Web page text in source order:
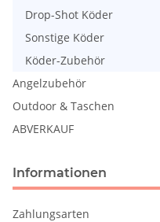
Drop-Shot Köder
Sonstige Köder
Köder-Zubehör
Angelzubehör
Outdoor & Taschen
ABVERKAUF
Informationen
Zahlungsarten